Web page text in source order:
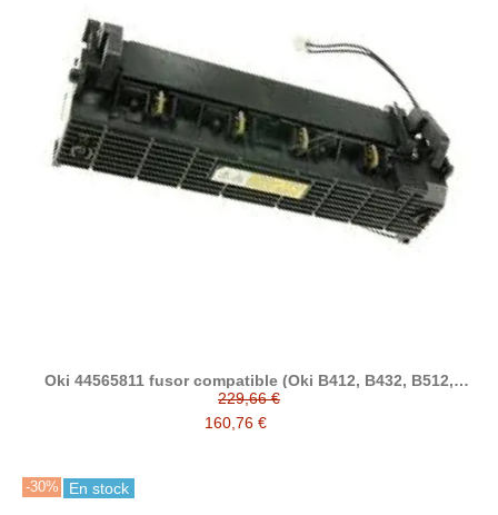
Oki 44565811 fusor compatible (Oki B412, B432, B512,
ES5112, ES5162, ES4192, ES4132, MB472, MB562)
229,66 €
160,76 €
-30% En stock